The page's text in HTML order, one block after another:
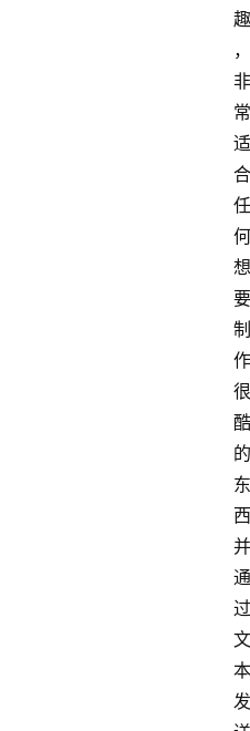
趣
，
非
常
适
合
任
何
想
要
制
作
很
酷
的
东
西
并
通
过
文
本
发